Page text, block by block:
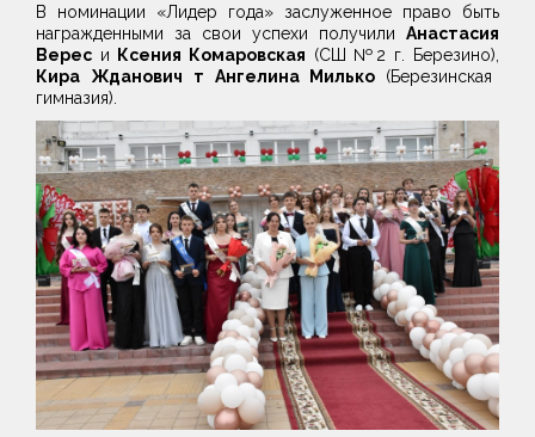
В номинации «Лидер года» заслуженное право быть
награжденными за свои успехи получили Анастасия
Верес и Ксения Комаровская (СШ №2 г. Березино),
Кира Жданович т Ангелина Милько (Березинская
гимназия).